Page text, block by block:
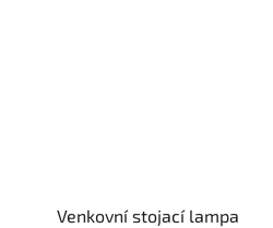
Venkovní stojací lampa